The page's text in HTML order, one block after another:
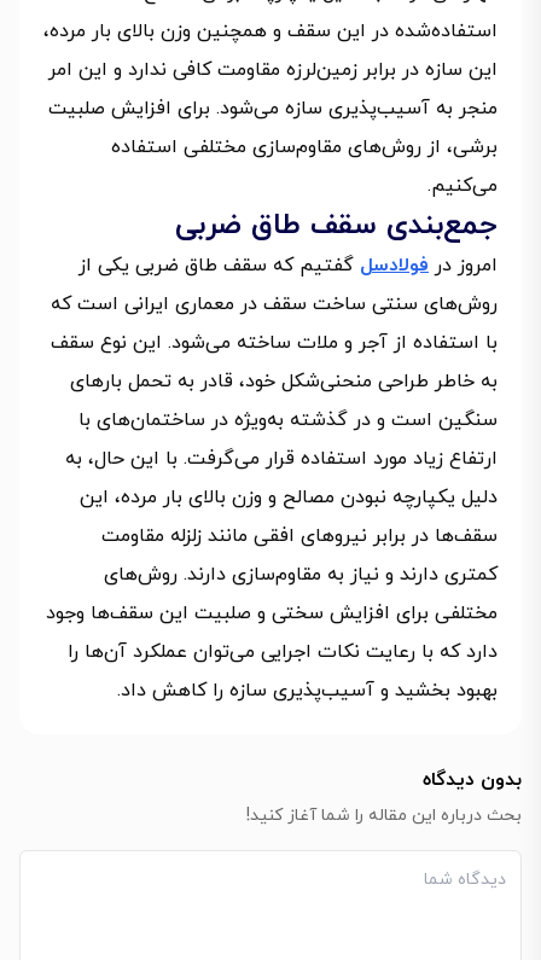
استفاده‌شده در این سقف و همچنین وزن بالای بار مرده،
این سازه در برابر زمین‌لرزه مقاومت کافی ندارد و این امر
منجر به آسیب‌پذیری سازه می‌شود. برای افزایش صلبیت
برشی، از روش‌های مقاوم‌سازی مختلفی استفاده
می‌کنیم.
جمع‌بندی سقف طاق ضربی
امروز در فولادسل گفتیم که سقف طاق ضربی یکی از
روش‌های سنتی ساخت سقف در معماری ایرانی است که
با استفاده از آجر و ملات ساخته می‌شود. این نوع سقف
به خاطر طراحی منحنی‌شکل خود، قادر به تحمل بارهای
سنگین است و در گذشته به‌ویژه در ساختمان‌های با
ارتفاع زیاد مورد استفاده قرار می‌گرفت. با این حال، به
دلیل یکپارچه نبودن مصالح و وزن بالای بار مرده، این
سقف‌ها در برابر نیروهای افقی مانند زلزله مقاومت
کمتری دارند و نیاز به مقاوم‌سازی دارند. روش‌های
مختلفی برای افزایش سختی و صلبیت این سقف‌ها وجود
دارد که با رعایت نکات اجرایی می‌توان عملکرد آن‌ها را
بهبود بخشید و آسیب‌پذیری سازه را کاهش داد.
بدون دیدگاه
بحث درباره این مقاله را شما آغاز کنید!